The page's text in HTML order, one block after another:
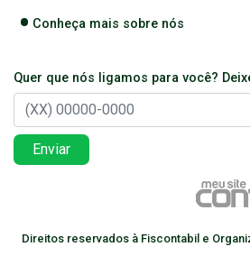
Conheça mais sobre nós
Quer que nós ligamos para você?
Enviar
Direitos reservados à Fiscontabil e